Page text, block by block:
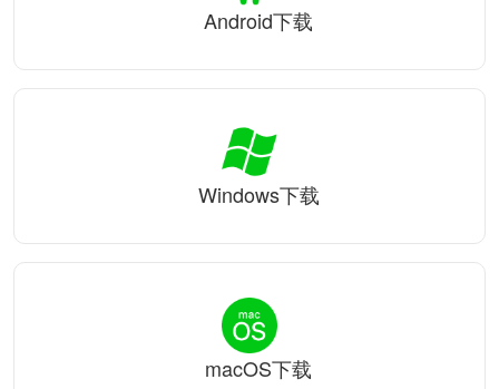
Android下载
Windows下载
macOS下载